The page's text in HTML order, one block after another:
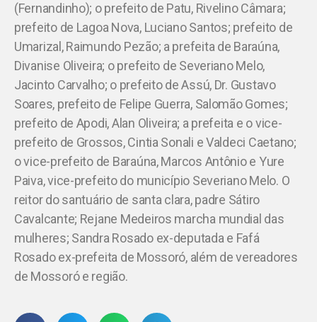
(Fernandinho); o prefeito de Patu, Rivelino Câmara;
prefeito de Lagoa Nova, Luciano Santos; prefeito de
Umarizal, Raimundo Pezão; a prefeita de Baraúna,
Divanise Oliveira; o prefeito de Severiano Melo,
Jacinto Carvalho; o prefeito de Assú, Dr. Gustavo
Soares, prefeito de Felipe Guerra, Salomão Gomes;
prefeito de Apodi, Alan Oliveira; a prefeita e o vice-
prefeito de Grossos, Cintia Sonali e Valdeci Caetano;
o vice-prefeito de Baraúna, Marcos Antônio e Yure
Paiva, vice-prefeito do município Severiano Melo. O
reitor do santuário de santa clara, padre Sátiro
Cavalcante; Rejane Medeiros marcha mundial das
mulheres; Sandra Rosado ex-deputada e Fafá
Rosado ex-prefeita de Mossoró, além de vereadores
de Mossoró e região.